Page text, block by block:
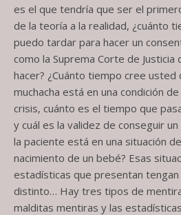
es el que tendría que ser el
de la teoría a la realidad, ¿cuánto
puedo tardar para hacer un
como la Suprema Corte de
hacer? ¿Cuánto tiempo cree usted
muchacha está en una condición
crisis, cuánto es el tiempo que
y cuál es la validez de conseguir
la paciente está en una situación
nacimiento de un bebé? Esas
estadísticas que presentan
distinto… Hay tres tipos de
malditas mentiras y las